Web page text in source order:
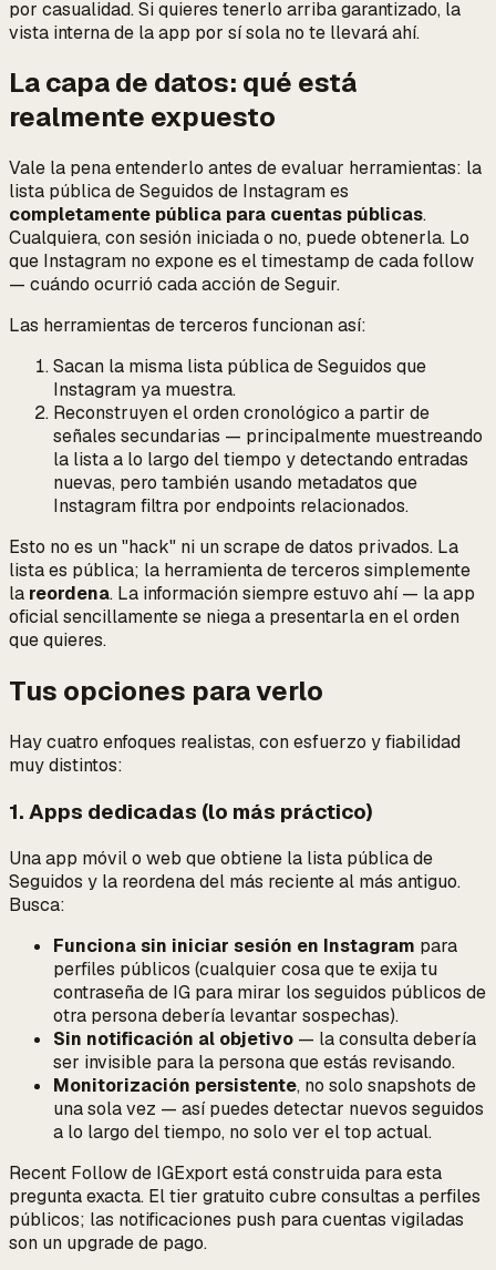
por casualidad. Si quieres tenerlo arriba garantizado, la
vista interna de la app por sí sola no te llevará ahí.
La capa de datos: qué está
realmente expuesto
Vale la pena entenderlo antes de evaluar herramientas: la
lista pública de Seguidos de Instagram es
completamente pública para cuentas públicas.
Cualquiera, con sesión iniciada o no, puede obtenerla. Lo
que Instagram no expone es el timestamp de cada follow
— cuándo ocurrió cada acción de Seguir.
Las herramientas de terceros funcionan así:
Sacan la misma lista pública de Seguidos que
Instagram ya muestra.
Reconstruyen el orden cronológico a partir de
señales secundarias — principalmente muestreando
la lista a lo largo del tiempo y detectando entradas
nuevas, pero también usando metadatos que
Instagram filtra por endpoints relacionados.
Esto no es un "hack" ni un scrape de datos privados. La
lista es pública; la herramienta de terceros simplemente
la reordena. La información siempre estuvo ahí — la app
oficial sencillamente se niega a presentarla en el orden
que quieres.
Tus opciones para verlo
Hay cuatro enfoques realistas, con esfuerzo y fiabilidad
muy distintos:
1. Apps dedicadas (lo más práctico)
Una app móvil o web que obtiene la lista pública de
Seguidos y la reordena del más reciente al más antiguo.
Busca:
Funciona sin iniciar sesión en Instagram para
perfiles públicos (cualquier cosa que te exija tu
contraseña de IG para mirar los seguidos públicos de
otra personadebería levantar sospechas).
Sin notificación al objetivo — la consulta debería
ser invisible para la persona que estás revisando.
Monitorización persistente, no solo snapshots de
una sola vez — así puedes detectar nuevos seguidos
a lo largo del tiempo, no solo ver el top actual.
Recent Follow de IGExport está construida para esta
pregunta exacta. El tier gratuito cubre consultas a perfiles
públicos; las notificaciones push para cuentas vigiladas
son un upgrade de pago.